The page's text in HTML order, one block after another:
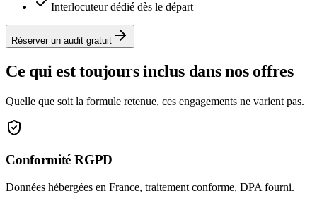
Interlocuteur dédié dès le départ
Réserver un audit gratuit
Ce qui est toujours inclus dans nos offres
Quelle que soit la formule retenue, ces engagements ne varient pas.
Conformité RGPD
Données hébergées en France, traitement conforme, DPA fourni.